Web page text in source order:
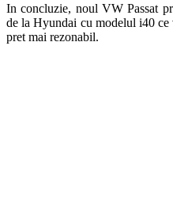
In concluzie, noul VW Passat
de la Hyundai cu modelul i40
pret mai rezonabil.